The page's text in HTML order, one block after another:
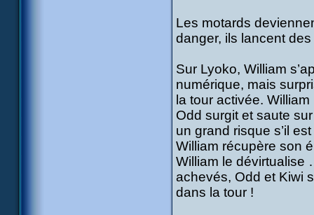
Les motards
danger, ils lancent
Sur Lyoko, William
numérique, mais
la tour activée.
Odd surgit et saute
un grand risque s’il
William récupère son
William le dévirtualise
achevés, Odd et Kiwi
dans la tour !